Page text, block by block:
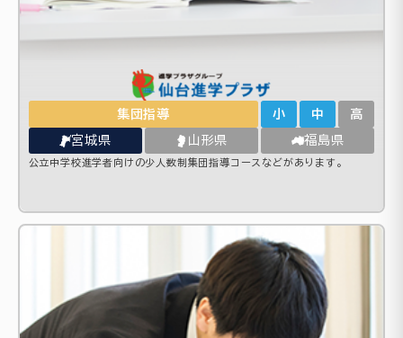
集団指導 小 中 高
宮城県 山形県 福島県
公立中学校進学者向けの少人数制集団指導コースなどがあります。